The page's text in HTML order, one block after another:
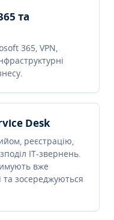
та
365, VPN,
Desk
реєстрацію,
IT-звернень.
вже
та зосереджуються